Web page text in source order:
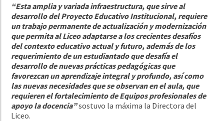
“Esta amplia y variada infraestructura, que sirve al
desarrollo del Proyecto Educativo Institucional, requiere
un trabajo permanente de actualización y modernización
que permita al Liceo adaptarse a los crecientes desafíos
del contexto educativo actual y futuro, además de los
requerimiento de un estudiantado que desafía el
desarrollo de nuevas prácticas pedagógicas que
favorezcan un aprendizaje integral y profundo, así como
las nuevas necesidades que se observan en el aula, que
requieren el fortalecimiento de Equipos profesionales de
apoyo la docencia”sostuvo la máxima la Directora del
Liceo.